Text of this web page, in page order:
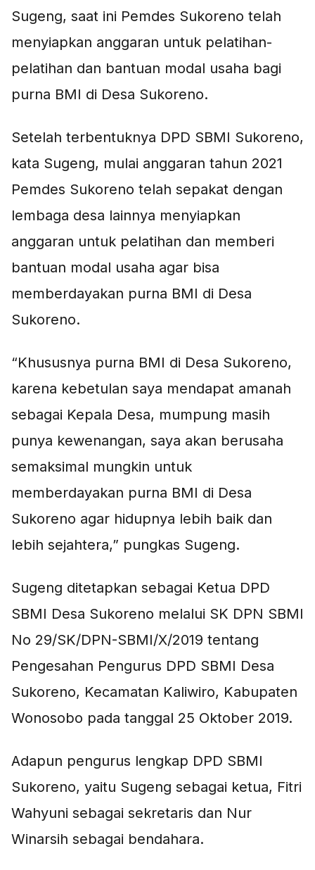
Sugeng, saat ini Pemdes Sukoreno telah
menyiapkan anggaran untuk pelatihan-
pelatihan dan bantuan modal usaha bagi
purna BMI di Desa Sukoreno.
Setelah terbentuknya DPD SBMI Sukoreno,
kata Sugeng, mulai anggaran tahun 2021
Pemdes Sukoreno telah sepakat dengan
lembaga desa lainnya menyiapkan
anggaran untuk pelatihan dan memberi
bantuan modal usaha agar bisa
memberdayakan purna BMI di Desa
Sukoreno.
“Khususnya purna BMI di Desa Sukoreno,
karena kebetulan saya mendapat amanah
sebagai Kepala Desa, mumpung masih
punya kewenangan, saya akan berusaha
semaksimal mungkin untuk
memberdayakan purna BMI di Desa
Sukoreno agar hidupnya lebih baik dan
lebih sejahtera,” pungkas Sugeng.
Sugeng ditetapkan sebagai Ketua DPD
SBMI Desa Sukoreno melalui SK DPN SBMI
No 29/SK/DPN-SBMI/X/2019 tentang
Pengesahan Pengurus DPD SBMI Desa
Sukoreno, Kecamatan Kaliwiro, Kabupaten
Wonosobo pada tanggal 25 Oktober 2019.
Adapun pengurus lengkap DPD SBMI
Sukoreno, yaitu Sugeng sebagai ketua, Fitri
Wahyuni sebagai sekretaris dan Nur
Winarsih sebagai bendahara.